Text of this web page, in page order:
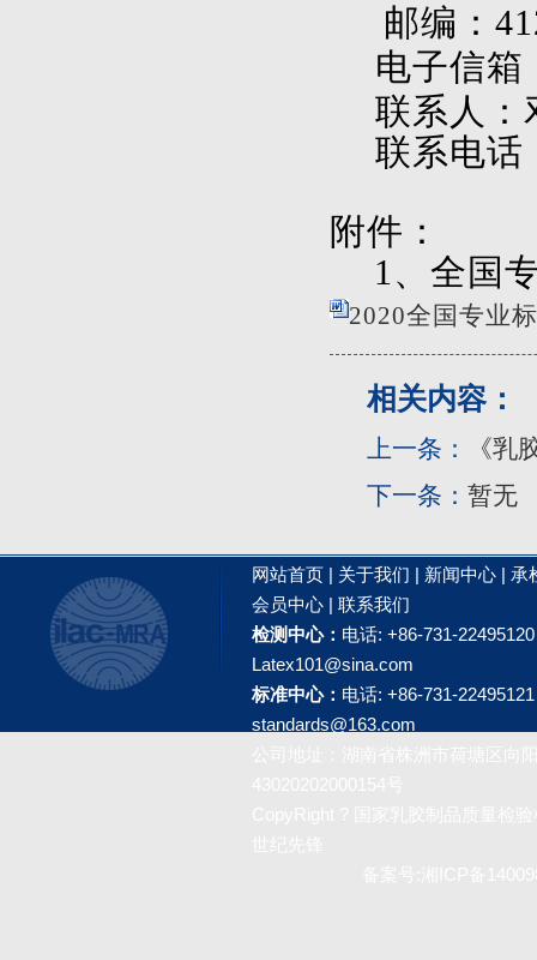
邮编：
电子信箱
联系人：
联系电话
附件：
1、全国
2020全国专业
相关内容：
上一条：
《乳
下一条：暂无
网站首页 | 关于我们 | 新闻中心 | 承
会员中心 | 联系我们
检测中心： 电话: +86-731-
Latex101@sina.com
标准中心： 电话: +86-731-
standards@163.com